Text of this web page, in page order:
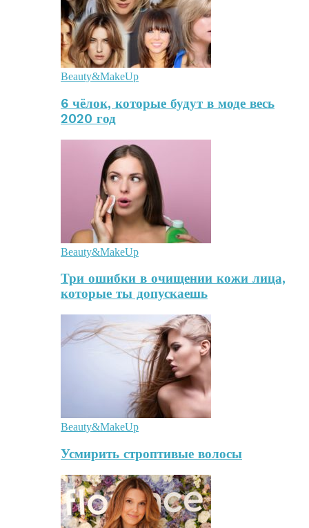
Beauty&MakeUp
6 чёлок, которые будут в моде весь
2020 год
Beauty&MakeUp
Три ошибки в очищении кожи лица,
которые ты допускаешь
Beauty&MakeUp
Усмирить строптивые волосы